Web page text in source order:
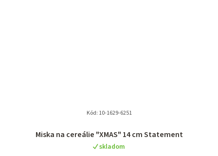
Miska na cereálie "XMAS" 14 cm Statement
skladom
Kód: 10-1629-6251